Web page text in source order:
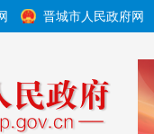
晋城市人民政府网